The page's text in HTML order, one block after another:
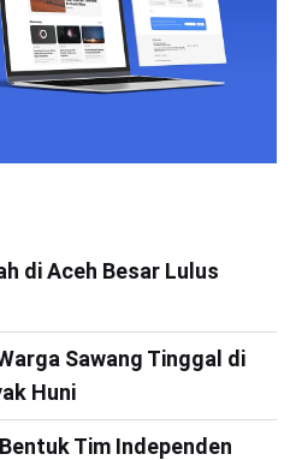
di Aceh Besar Lulus
Sawang Tinggal di
Huni
Tim Independen